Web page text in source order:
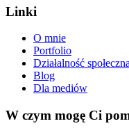
Linki
O mnie
Portfolio
Działalność
Blog
Dla mediów
W czym mogę Ci